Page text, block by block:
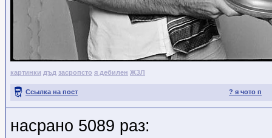
картинки дъд засропсто я дебилен ЖЗЛ
? я чото п
Ссылка на пост
насрано 5089 раз: